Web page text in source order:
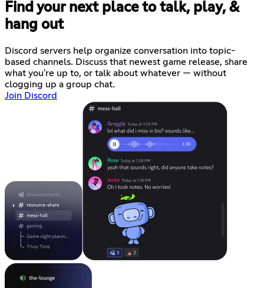
Find your next place to talk, play, &
hang out
Discord servers help organize conversation into topic-
based channels. Discuss that newest game release, share
what you're up to, or talk about whatever — without
clogging up a group chat.
Join Discord